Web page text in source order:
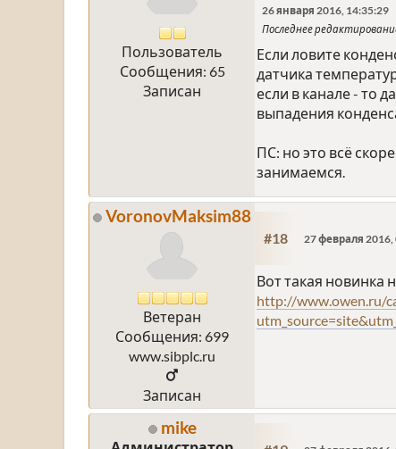
Пользователь
Сообщения: 65
Записан
26 января 2016, 14:35:29
Последнее
Если ловите
датчика
если в канале - то
выпадения
ПС: но это всё
занимаемся.
VoronovMaksim88
Ветеран
Сообщения: 699
www.sibplc.ru
Записан
#18 27 февраля 2016,
Вот такая новинка
http://www.owen.ru/
mike